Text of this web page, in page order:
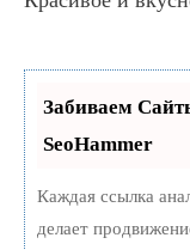
Забиваем
SeoHammer
Каждая ссылка
делает